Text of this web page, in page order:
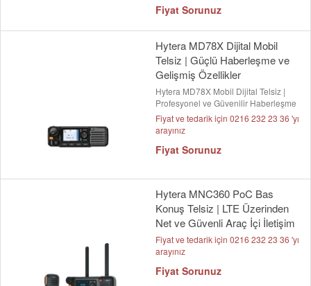
Fiyat Sorunuz
Hytera MD78X Dijital Mobil
Telsiz | Güçlü Haberleşme ve
Gelişmiş Özellikler
Hytera MD78X Mobil Dijital Telsiz |
Profesyonel ve Güvenilir Haberleşme
Fiyat ve tedarik için 0216 232 23 36 'yı
arayınız
Fiyat Sorunuz
Hytera MNC360 PoC Bas
Konuş Telsiz | LTE Üzerinden
Net ve Güvenli Araç İçi İletişim
Fiyat ve tedarik için 0216 232 23 36 'yı
arayınız
Fiyat Sorunuz